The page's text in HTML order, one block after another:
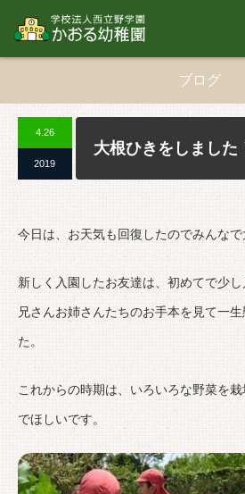
ブログ
4.26
2019
大根ひきをしました
今日は、お天気も回復したのでみんな
新しく入園したお友達は、初めてで少
兄さんお姉さんたちのお手本を見て一
た。
これからの時期は、いろいろな野菜を
でほしいです。